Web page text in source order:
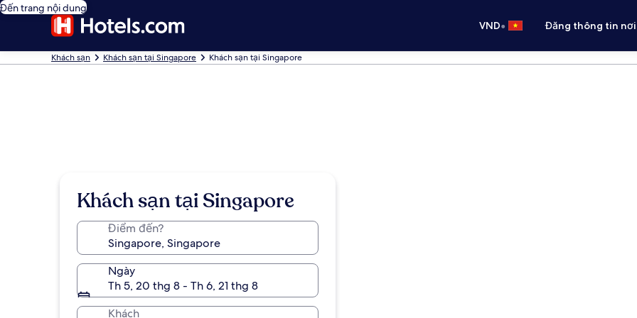
Đến trang nội dung
VND• Đăng thông tin
Khách sạn Khách sạn tại Singapore Khách sạn tại Singapore
Khách sạn tại Singapore
Điểm đến?
Ngày
Th 5, 20 thg 8 - Th 6, 21 thg 8
Khách